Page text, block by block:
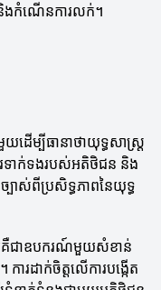
និងកំណើន​ការលក់។
ដើម្បីធានាថាយុទ្ធសាស្ត្រ
រទាក់ទងរបស់អតិថិជន និង
ាស់ពីប្រសិទ្ធភាពនៃយុទ្ធ
រគឺជាឧបករណ៍មួយសំខាន់
ារដាក់ចិត្តលើការបង្កើត